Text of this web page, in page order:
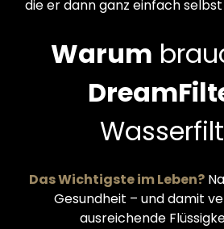
die er dann ganz einfach
Warum
Das Wichtigste im Leben?
Gesundheit – und damit
ausreichende